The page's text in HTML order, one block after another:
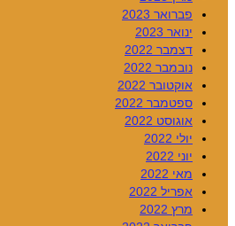
פברואר 2023
ינואר 2023
דצמבר 2022
נובמבר 2022
אוקטובר 2022
ספטמבר 2022
אוגוסט 2022
יולי 2022
יוני 2022
מאי 2022
אפריל 2022
מרץ 2022